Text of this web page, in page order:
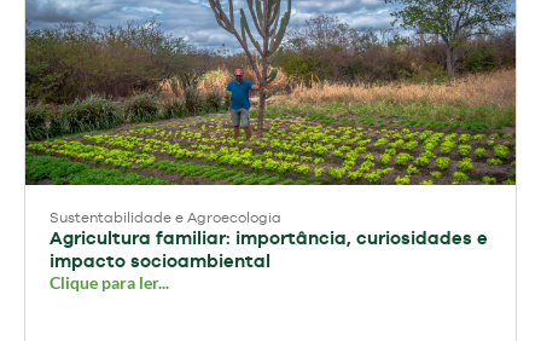
Sustentabilidade e Agroecologia
Agricultura familiar: importância, curiosidades e
impacto socioambiental
Clique para ler...